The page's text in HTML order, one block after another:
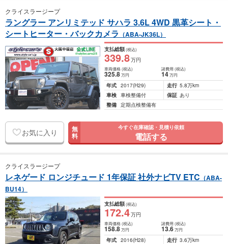
クライスラージープ
ラングラー アンリミテッド サハラ 3.6L 4WD 黒革シート・
シートヒーター・バックカメラ （ABA-JK36L）
支払総額(税込)
339.8万円
車両価格(税込)
325.8万円
諸費用 (税込)
14 万円
年式 2017(H29) 走行 5.8万km
車検 車検整備付 保証 あり
整備 定期点検整備有
お気に入り 無
料
今すぐ在庫確認・見積り依頼
電話する
クライスラージープ
レネゲード ロンジチュード 1年保証 社外ナビTV ETC （ABA-
BU14）
支払総額(税込)
172.4万円
車両価格(税込)
158.8万円
諸費用 (税込)
13.6 万円
年式 2016(H28) 走行 3.6万km